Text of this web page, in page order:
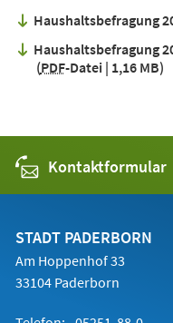
Haushaltsbefragung
Haushaltsbefragung
PDF-Datei 1,16 MB
Kontaktformular
STADT PADERBORN
Am Hoppenhof 33
33104 Paderborn